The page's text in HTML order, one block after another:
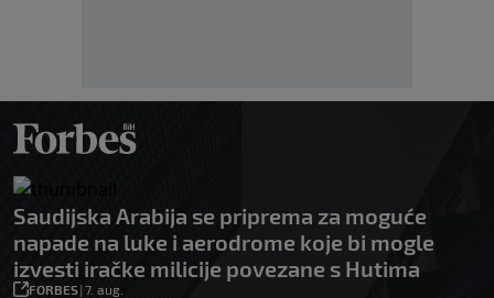
Saudijska Arabija se priprema za moguće
napade na luke i aerodrome koje bi mogle
izvesti iračke milicije povezane s Hutima
FORBES| 7. aug.